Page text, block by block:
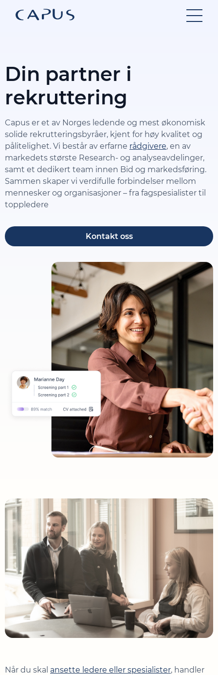
innhold
Din partner i
rekruttering
Capus er et av Norges ledende og mest økonomisk
solide rekrutteringsbyråer, kjent for høy kvalitet og
pålitelighet. Vi består av erfarne rådgivere, en av
markedets største Research- og analyseavdelinger,
samt et dedikert team innen Bid og markedsføring.
Sammen skaper vi verdifulle forbindelser mellom
mennesker og organisasjoner – fra fagspesialister til
toppledere
Kontakt oss
Når du skal ansette ledere eller spesialister, handler